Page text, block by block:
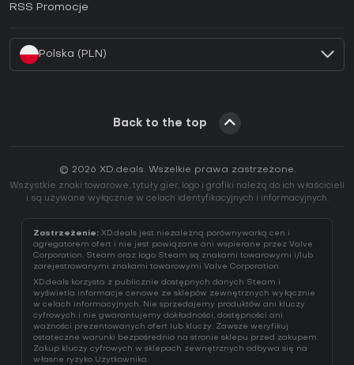
RSS Promocje
Polska (PLN)
Back to the top
© 2026 XD.deals. Wszelkie prawa zastrzeżone.
Wszystkie znaki towarowe, tytuły gier, logo i grafiki należą do ich właścicieli
i są używane wyłącznie w celach identyfikacyjnych i informacyjnych.
Zastrzeżenie: XD.deals jest niezależną porównywarką cen i
agregatorem ofert i nie jest powiązane ani wspierane przez Valve
Corporation. Steam oraz logo Steam są znakami towarowymi i/lub
zarejestrowanymi znakami towarowymi Valve Corporation.
XD.deals korzysta z publicznie dostępnych danych Steam i
wyświetla informacje cenowe ze sklepów zewnętrznych wyłącznie
w celach informacyjnych. Nie sprzedajemy produktów ani kluczy
cyfrowych i nie gwarantujemy dokładności, dostępności ani
ważności prezentowanych ofert lub kluczy. Zawsze weryfikuj
ostateczne warunki bezpośrednio na stronie sklepu przed zakupem.
Zakup kluczy cyfrowych w sklepach zewnętrznych odbywa się na
własne ryzyko Użytkownika.